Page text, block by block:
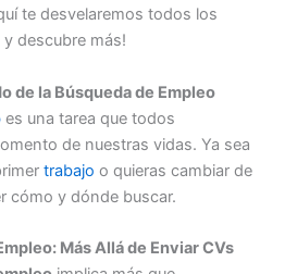
te desvelaremos todos los
y descubre más!
de la Búsqueda de Empleo
es una tarea que todos
de nuestras vidas. Ya sea
trabajo o quieras cambiar de
cómo y dónde buscar.
Más Allá de Enviar CVs